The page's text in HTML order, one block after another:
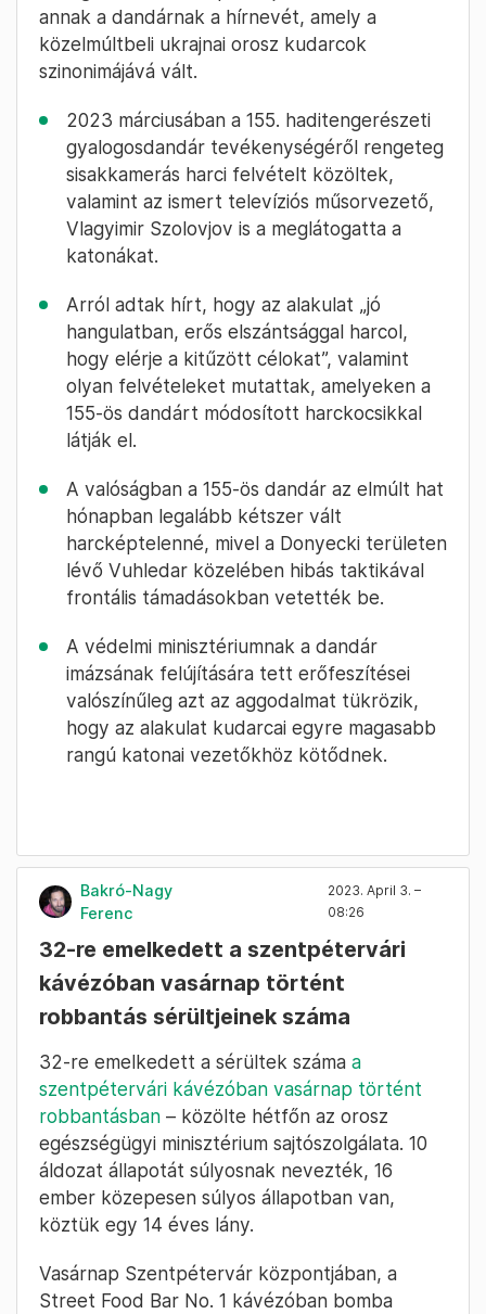
Bakró-Nagy
Ferenc
2023. April 3. –
próbálják meg helyreállítani csapataik
hírnevét a britek szerint
Az orosz védelmi minisztérium szándékosan
hazug felvételekkel próbálja feléleszteni
annak a dandárnak a hírnevét, amely a
közelmúltbeli ukrajnai orosz kudarcok
szinonimájává vált.
2023 márciusában a 155. haditengerészeti
gyalogosdandár tevékenységéről rengeteg
sisakkamerás harci felvételt közöltek,
valamint az ismert televíziós műsorvezető,
Vlagyimir Szolovjov is a meglátogatta a
katonákat.
Arról adtak hírt, hogy az alakulat „jó
hangulatban, erős elszántsággal harcol,
hogy elérje a kitűzött célokat”, valamint
olyan felvételeket mutattak, amelyeken a
155-ös dandárt módosított harckocsikkal
látják el.
A valóságban a 155-ös dandár az elmúlt hat
frontális támadásokban vetették be.
A védelmi minisztériumnak a dandár
imázsának felújítására tett erőfeszítései
valószínűleg azt az aggodalmat tükrözik,
hogy az alakulat kudarcai egyre magasabb
rangú katonai vezetőkhöz kötődnek.
Bakró-Nagy
Ferenc
2023. April 3. –
08:26
32-re emelkedett a szentpétervári
kávézóban vasárnap történt
robbantás sérültjeinek száma